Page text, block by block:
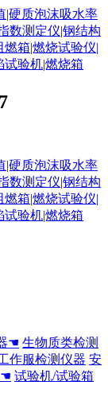
☚ 生物质类检测
作服检测仪器 安
☚ 试验机/试验箱